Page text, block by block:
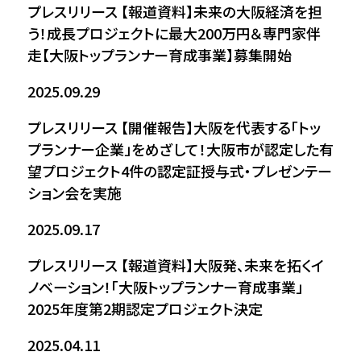
プレスリリース 【報道資料】未来の大阪経済を担
う！成長プロジェクトに最大200万円＆専門家伴
走【大阪トップランナー育成事業】募集開始
2025.09.29
プレスリリース 【開催報告】大阪を代表する「トッ
プランナー企業」をめざして！大阪市が認定した有
望プロジェクト4件の認定証授与式・プレゼンテー
ション会を実施
2025.09.17
プレスリリース 【報道資料】大阪発、未来を拓くイ
ノベーション！「大阪トップランナー育成事業」
2025年度第2期認定プロジェクト決定
2025.04.11